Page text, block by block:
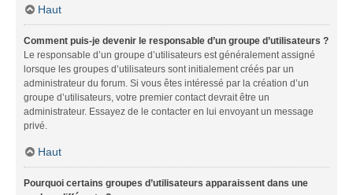
Haut
Comment puis-je devenir le responsable d’un groupe d’utilisateurs ?
Le responsable d’un groupe d’utilisateurs est généralement assigné
lorsque les groupes d’utilisateurs sont initialement créés par un
administrateur du forum. Si vous êtes intéressé par la création d’un
groupe d’utilisateurs, votre premier contact devrait être un
administrateur. Essayez de le contacter en lui envoyant un message
privé.
Haut
Pourquoi certains groupes d’utilisateurs apparaissent dans une